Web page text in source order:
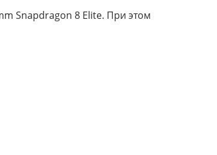
Snapdragon 8 Elite. При этом